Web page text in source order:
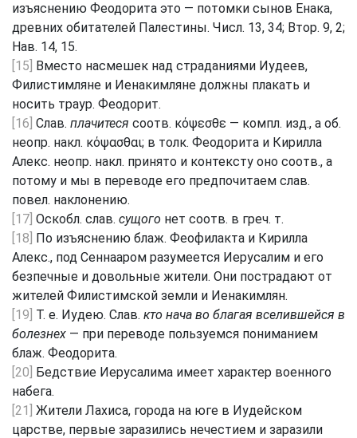
изъяснению Феодорита это — потомки сынов Енака,
древних обитателей Палестины. Числ. 13, 34; Втор. 9, 2;
Нав. 14, 15.
[15] Вместо насмешек над страданиями Иудеев,
Филистимляне и Иенакимляне должны плакать и
носить траур. Феодорит.
[16] Слав. плачитеся соотв. κόψεσθε — компл. изд., а об.
неопр. накл. κόψασθαι; в толк. Феодорита и Кирилла
Алекс. неопр. накл. принято и контексту оно соотв., а
потому и мы в переводе его предпочитаем слав.
повел. наклонению.
[17] Оскобл. слав. сущого нет соотв. в греч. т.
[18] По изъяснению блаж. Феофилакта и Кирилла
Алекс., под Сеннааром разумеется Иерусалим и его
безпечные и довольные жители. Они пострадают от
жителей Филистимской земли и Иенакимлян.
[19] Т. е. Иудею. Слав. кто нача во благая вселившейся в
болезнех — при переводе пользуемся пониманием
блаж. Феодорита.
[20] Бедствие Иерусалима имеет характер военного
набега.
[21] Жители Лахиса, города на юге в Иудейском
царстве, первые заразились нечестием и заразили